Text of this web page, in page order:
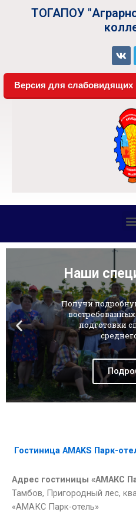
ТОГАПОУ
Версия для слабовидящих
Наши
Получи
подготовки
Гостиница AMAKS Парк-
Адрес гостиницы «АМАКС
Тамбов, Пригородный лес,
«АМАКС Парк-отель»